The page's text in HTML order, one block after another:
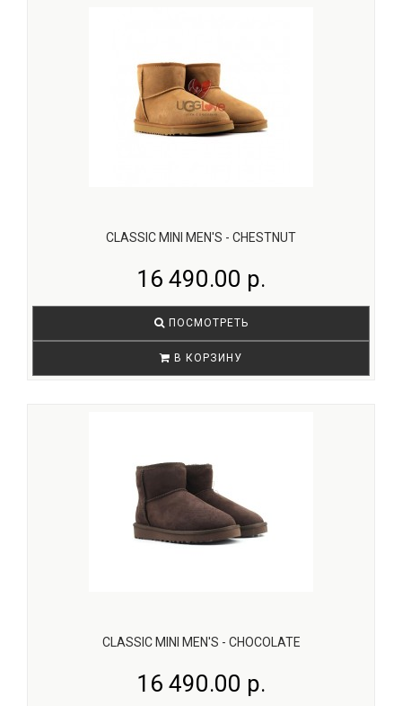
CLASSIC MINI MEN'S - CHESTNUT
16 490.00 р.
ПОСМОТРЕТЬ
В КОРЗИНУ
CLASSIC MINI MEN'S - CHOCOLATE
16 490.00 р.